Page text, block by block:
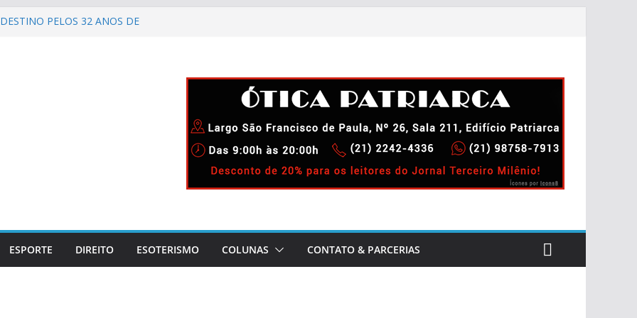
PELOS 32 ANOS DE
CARIOCA
DIUNÍSIO.
ESPORTE DIREITO ESOTERISMO COLUNAS CONTATO & PARCERIAS